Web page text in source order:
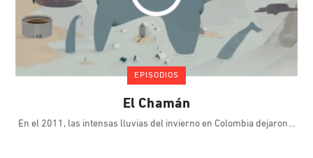
EPISODIOS
El Chamán
En el 2011, las intensas lluvias del invierno en Colombia dejaron